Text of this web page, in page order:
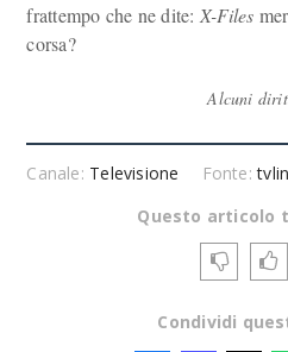
frattempo che ne dite: X-Files
corsa?
Alcuni
Canale: Televisione Fonte:
Questo articolo
Condividi